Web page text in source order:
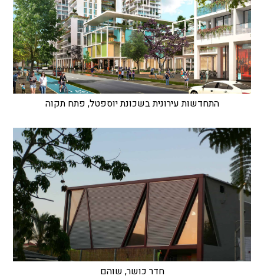
התחדשות עירונית בשכונת יוספטל, פתח תקוה
חדר כושר, שוהם